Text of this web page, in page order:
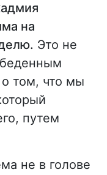
на
Это не
том, что мы
путем
не в голове